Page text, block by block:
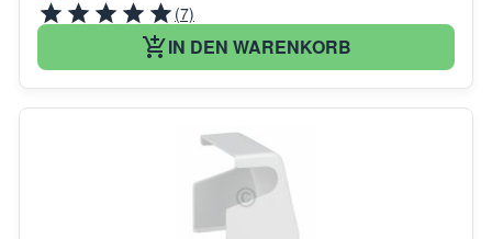
(7)
IN DEN WARENKORB